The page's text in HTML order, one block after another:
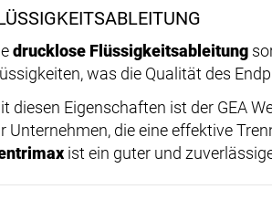
drucklose Flüssigkeitsableitung
was die Qualität des
diesen Eigenschaften ist der GEA
Unternehmen, die eine effektive
ist ein guter und